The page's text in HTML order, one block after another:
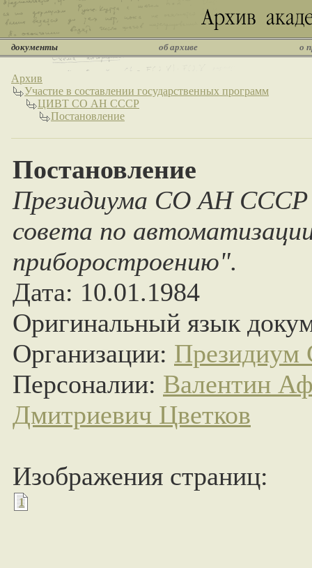
документы об архиве о
Архив
Участие в составлении государственных программ
ЦИВТ СО АН СССР
Постановление
Постановление
Президиума СО АН СССР
совета по
приборостроению".
Дата: 10.01.1984
Оригинальный язык
Организации:
Персоналии: Валентин
Дмитриевич Цветков
Изображения страниц:
1